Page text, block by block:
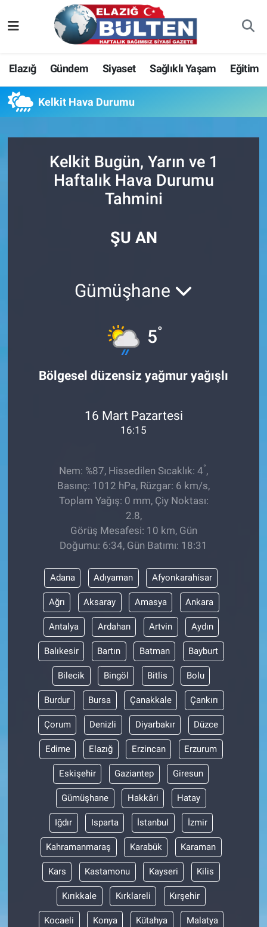
Elazığ Gündem Siyaset Sağlıklı Yaşam Eğitim
Kelkit Hava Durumu
Kelkit Bugün, Yarın ve 1
Haftalık Hava Durumu
Tahmini
ŞU AN
Gümüşhane
5°
Bölgesel düzensiz yağmur yağışlı
16 Mart Pazartesi
16:15
Nem: %87, Hissedilen Sıcaklık: 4°,
Basınç: 1012 hPa, Rüzgar: 6 km/s,
Toplam Yağış: 0 mm, Çiy Noktası:
2.8,
Görüş Mesafesi: 10 km, Gün
Doğumu: 6:34, Gün Batımı: 18:31
Adana Adıyaman Afyonkarahisar
Ağrı Aksaray Amasya Ankara
Antalya Ardahan Artvin Aydın
Balıkesir Bartın Batman Bayburt
Bilecik Bingöl Bitlis Bolu
Burdur Bursa Çanakkale Çankırı
Çorum Denizli Diyarbakır Düzce
Edirne Elazığ Erzincan Erzurum
Eskişehir Gaziantep Giresun
Gümüşhane Hakkâri Hatay
Iğdır Isparta İstanbul İzmir
Kahramanmaraş Karabük Karaman
Kars Kastamonu Kayseri Kilis
Kırıkkale Kırklareli Kırşehir
Kocaeli Konya Kütahya Malatya
Asayiş
Bilim-Teknoloji
Eğitim
Ekonomi
Elazığ
Sağlıklı Yaşam
Yaşam
Nöbetçi Eczaneler
Hava Durumu
Namaz Vakitleri
Trafik Durumu
Süper Lig Puan Durumu ve Fikstür
Son Dakika Haberleri